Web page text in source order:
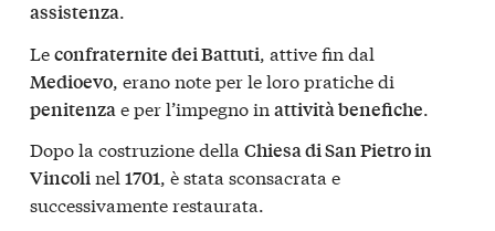
assistenza.
Leconfraternite dei Battuti, attive fin dal
Medioevo, erano note per le loro pratiche di
penitenzae per l’impegno in attività benefiche.
Dopo la costruzione della Chiesa di San Pietro in
Vincolinel 1701, è stata sconsacrata e
successivamente restaurata.